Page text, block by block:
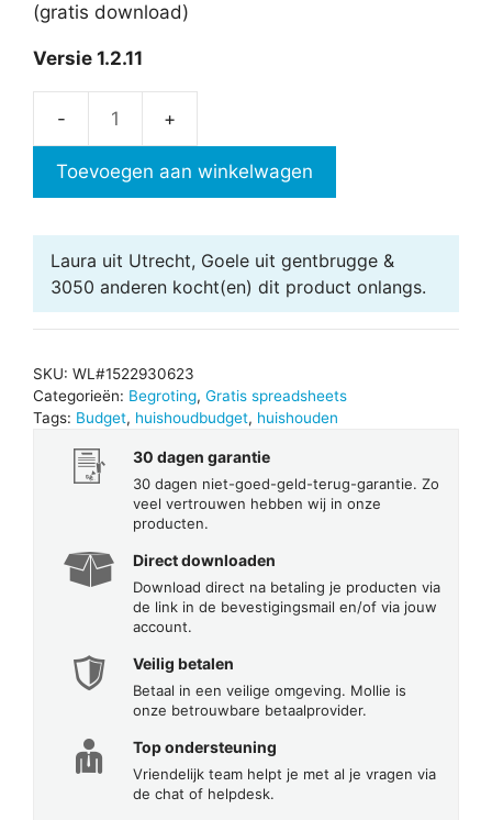
(gratis download)
Versie 1.2.11
Excel
Toevoegen aan winkelwagen
Laura uit Utrecht, Goele uit gentbrugge &
3050 anderen kocht(en) dit product onlangs.
SKU: WL#1522930623
Categorieën: Begroting, Gratis spreadsheets
Tags: Budget, huishoudbudget, huishouden
30 dagen garantie
30 dagen niet-goed-geld-terug-garantie. Zo
veel vertrouwen hebben wij in onze
producten.
Direct downloaden
Download direct na betaling je producten via
de link in de bevestigingsmail en/of via jouw
account.
Veilig betalen
Betaal in een veilige omgeving. Mollie is
onze betrouwbare betaalprovider.
Top ondersteuning
Vriendelijk team helpt je met al je vragen via
de chat of helpdesk.